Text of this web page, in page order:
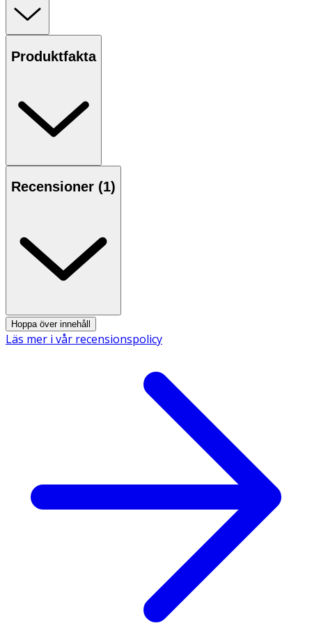
Minicare Diaper Rash Spray ger lindring för röd stjärt och
dagen.
blöjbyte. Öppen burk 12 månader.
Produktfakta
Recensioner (1)
Hoppa över innehåll
Läs mer i vår recensionspolicy